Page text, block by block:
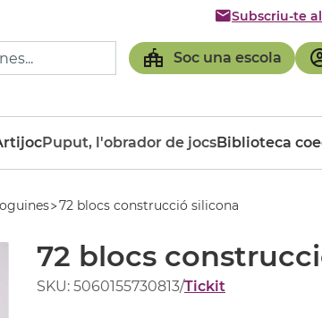
Soc una escola
Subscriu-te
Puput, l'obrador de jocsBiblioteca
72 blocs construcció silicona
72 blocs
SKU: 5060155730813/Tickit